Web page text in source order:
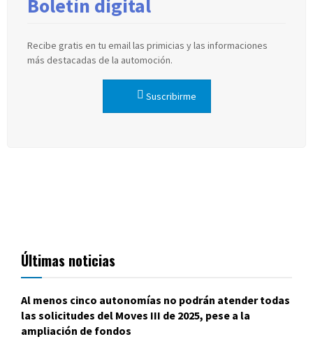
Boletín digital
Recibe gratis en tu email las primicias y las informaciones
más destacadas de la automoción.
Suscribirme
Últimas noticias
Al menos cinco autonomías no podrán atender todas
las solicitudes del Moves III de 2025, pese a la
ampliación de fondos